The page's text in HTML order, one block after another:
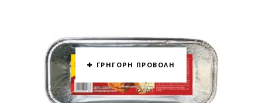
ΓΡΗΓΟΡΗ ΠΡΟΒΟΛΗ